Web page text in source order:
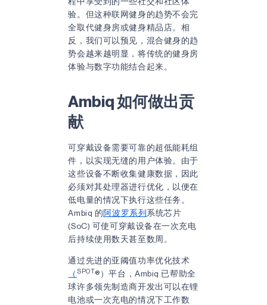
验。但这种联网健身的趋势不会完
全取代健身房或健身精品店。相
反，我们可以预见，混合健身的趋
势会越来越明显，将传统的健身房
体验与数字功能结合起来。
Ambiq 如何做出贡
献
可穿戴设备需要可靠的超低能耗组
件，以实现无缝的用户体验。由于
这些设备不断收集健康数据，因此
必须对其处理器进行优化，以便在
低电量的情况下执行这些任务。
Ambiq 的阿波罗系列系统芯片
(SoC) 可使可穿戴设备在一次充电
后持续使用数天甚至数周。
通过先进的亚阈值功率优化技术
（SPOT®）平台，Ambiq 已帮助全
球许多领先制造商开发出可以在锂
电池或一次充电的情况下工作数